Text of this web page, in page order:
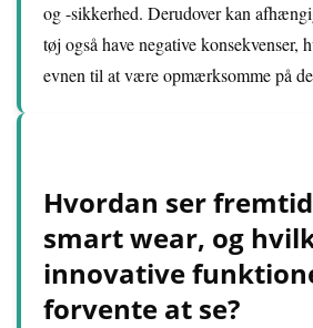
og -sikkerhed. Derudover kan
tøj også have negative konsekvenser,
evnen til at være opmærksomme på
Hvordan ser
smart wear, og
innovative
forvente at se?